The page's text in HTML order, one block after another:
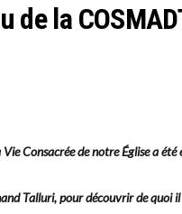
la
Consacrée de notre Église a
Talluri, pour découvrir de quoi il